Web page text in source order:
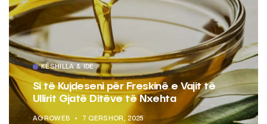
KËSHILLA & IDE
Si të Kujdeseni për Freskinë e Vajit të
Ullirit Gjatë Ditëve të Nxehta
AGROWEB 7 QERSHOR, 2025